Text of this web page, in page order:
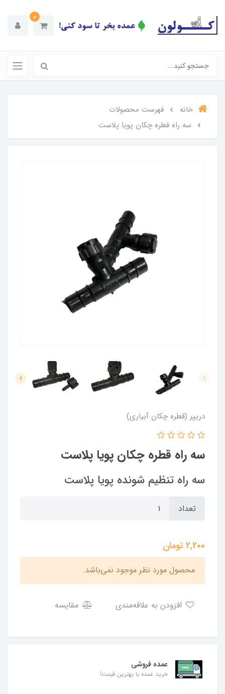
0
خانه
فهرست محصولات
سه راه قطره چکان پویا پلاست
دریپر (قطره چکان آبیاری)
سه راه قطره چکان پویا پلاست
سه راه تنظیم شونده پویا پلاست
تعداد
2,200تومان
محصول مورد نظر موجود نمی‌باشد.
مقایسه
عمده فروشی
خرید عمده با بهترین قیمت!